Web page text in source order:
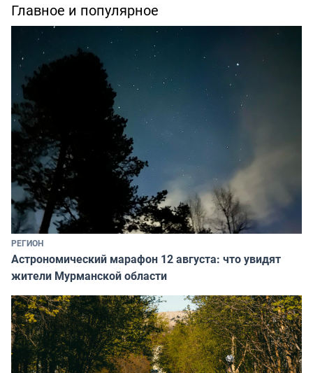
Главное и популярное
РЕГИОН
Астрономический марафон 12 августа: что увидят
жители Мурманской области